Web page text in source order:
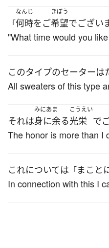
「
なんじ
何時をご
きぼう
希望でござい
"What time would you
このタイプのセーターは
All sweaters of this type
それは
みにあま
身に余る
こうえい
光栄 で
The honor is more than I
これについては 「まこと
In connection with this I